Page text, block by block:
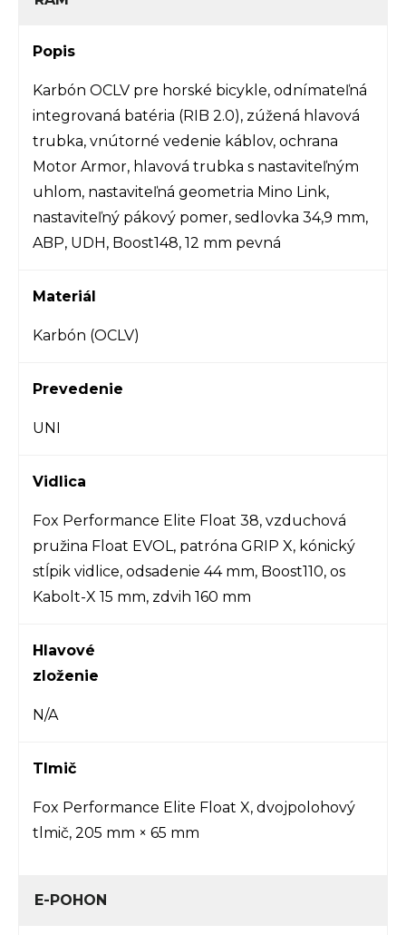
Popis
Karbón OCLV pre horské bicykle, odnímateľná
integrovaná batéria (RIB 2.0), zúžená hlavová
trubka, vnútorné vedenie káblov, ochrana
Motor Armor, hlavová trubka s nastaviteľným
uhlom, nastaviteľná geometria Mino Link,
nastaviteľný pákový pomer, sedlovka 34,9 mm,
ABP, UDH, Boost148, 12 mm pevná
Materiál
Karbón (OCLV)
Prevedenie
UNI
Vidlica
Fox Performance Elite Float 38, vzduchová
pružina Float EVOL, patróna GRIP X, kónický
stĺpik vidlice, odsadenie 44 mm, Boost110, os
Kabolt-X 15 mm, zdvih 160 mm
Hlavové
zloženie
N/A
Tlmič
Fox Performance Elite Float X, dvojpolohový
tlmič, 205 mm × 65 mm
E-POHON